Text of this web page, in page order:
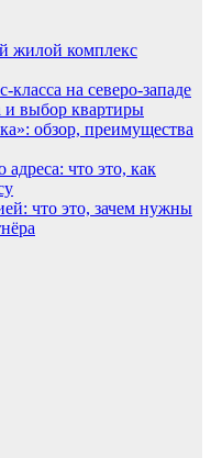
жилой комплекс
на северо-западе
выбор квартиры
обзор, преимущества
что это, как
что это, зачем нужны